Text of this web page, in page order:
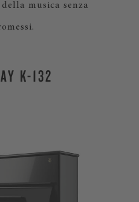
musica senza
K-132